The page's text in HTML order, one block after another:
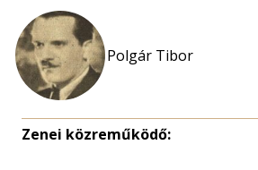
Polgár Tibor
Zenei közreműködő: